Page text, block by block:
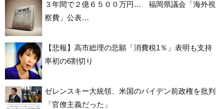
３年間で２億６５００万円… 福岡県議会「海外視
察費」公表…
【悲報】高市総理の悲願「消費税1％」表明も支持
率初の6割切り
ゼレンスキー大統領、米国のバイデン前政権を批判
「官僚主義だった」